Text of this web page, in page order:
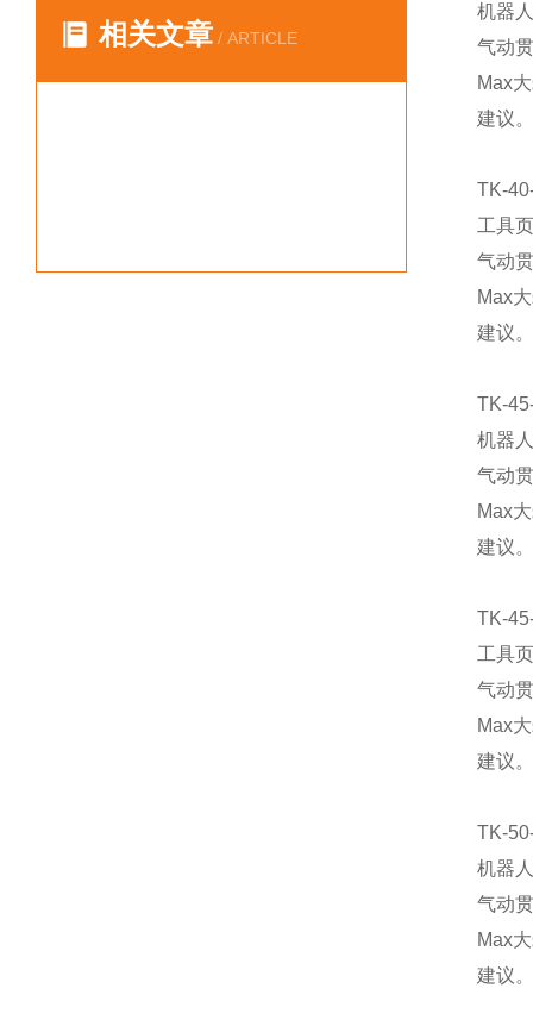
相关文章 / ARTICLE
机器
气动
Max
建议
TK-
工具
气动
Max
建议
TK-
机器
气动
Max
建议
TK-
工具
气动
Max
建议
TK-
机器
气动
Max
建议